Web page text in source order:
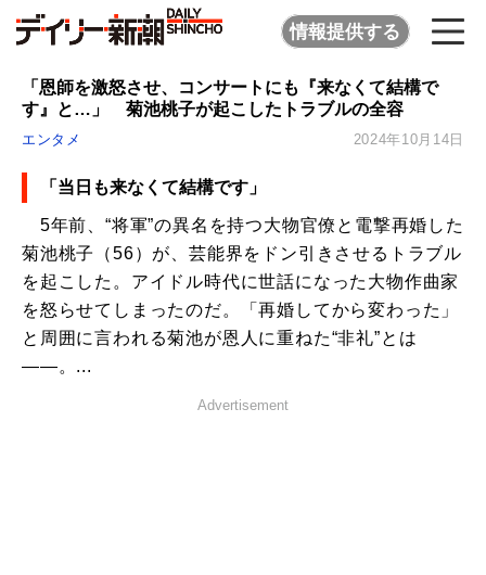
情報提供する
「恩師を激怒させ、コンサートにも『来なくて結構で
す』と…」 菊池桃子が起こしたトラブルの全容
エンタメ 2024年10月14日
「当日も来なくて結構です」
5年前、“将軍”の異名を持つ大物官僚と電撃再婚した
菊池桃子（56）が、芸能界をドン引きさせるトラブル
を起こした。アイドル時代に世話になった大物作曲家
を怒らせてしまったのだ。「再婚してから変わった」
と周囲に言われる菊池が恩人に重ねた“非礼”とは
――。...
Advertisement